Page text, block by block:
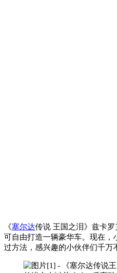
《塞尔达传说 王国之泪》兹卡
可自由打造一辆豪华车。现在，
过方法，感兴趣的小伙伴们千万